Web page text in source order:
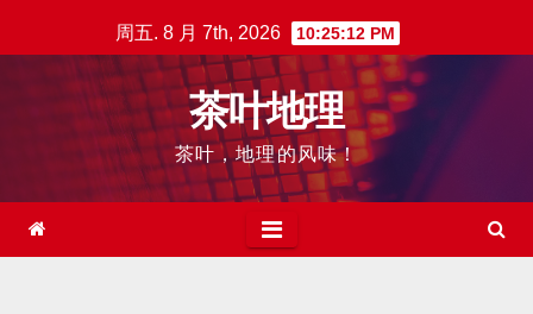
至
周五. 8 月 7th, 2026 10:25:13 PM
茶叶地理
茶叶，地理的风味！